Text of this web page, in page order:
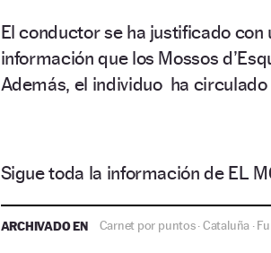
El conductor se ha justificado con
información que los Mossos
Además, el individuo ha
Sigue toda la información de EL
ARCHIVADO EN Carnet por puntos·Cataluña ·